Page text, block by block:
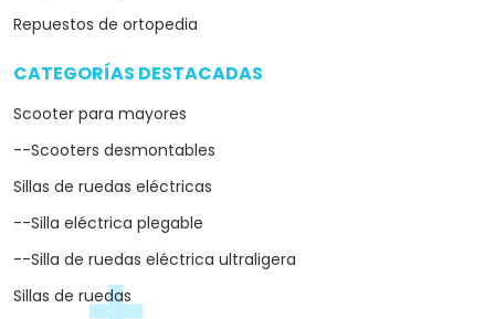
Repuestos de ortopedia
CATEGORÍAS DESTACADAS
Scooter para mayores
--Scooters desmontables
Sillas de ruedas eléctricas
--Silla eléctrica plegable
--Silla de ruedas eléctrica ultraligera
Sillas de ruedas